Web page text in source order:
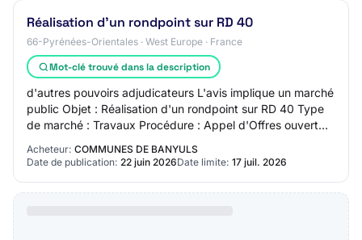
Réalisation d'un rondpoint sur RD 40
66-Pyrénées-Orientales · West Europe · France
Mot-clé trouvé dans la description
d'autres pouvoirs adjudicateurs L'avis implique un marché
public Objet : Réalisation d'un rondpoint sur RD 40 Type
de marché : Travaux Procédure : Appel d'Offres ouvert
Acheteur: COMMUNES DE BANYULS
Date de publication: 22 juin 2026Date limite: 17 juil. 2026